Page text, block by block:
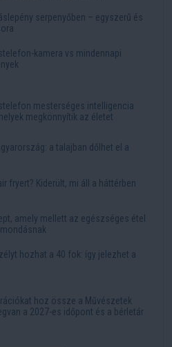
serpenyőben – egyszerű és
kamera vs mindennapi
mesterséges intelligencia
megkönnyítik az életet
a talajban dőlhet el a
fryert? Kiderült, mi áll a háttérben
amely mellett az egészséges étel
hozhat a 40 fok: így jelezhet a
hoz össze a Művészetek
a 2027-es időpont és a bérletár